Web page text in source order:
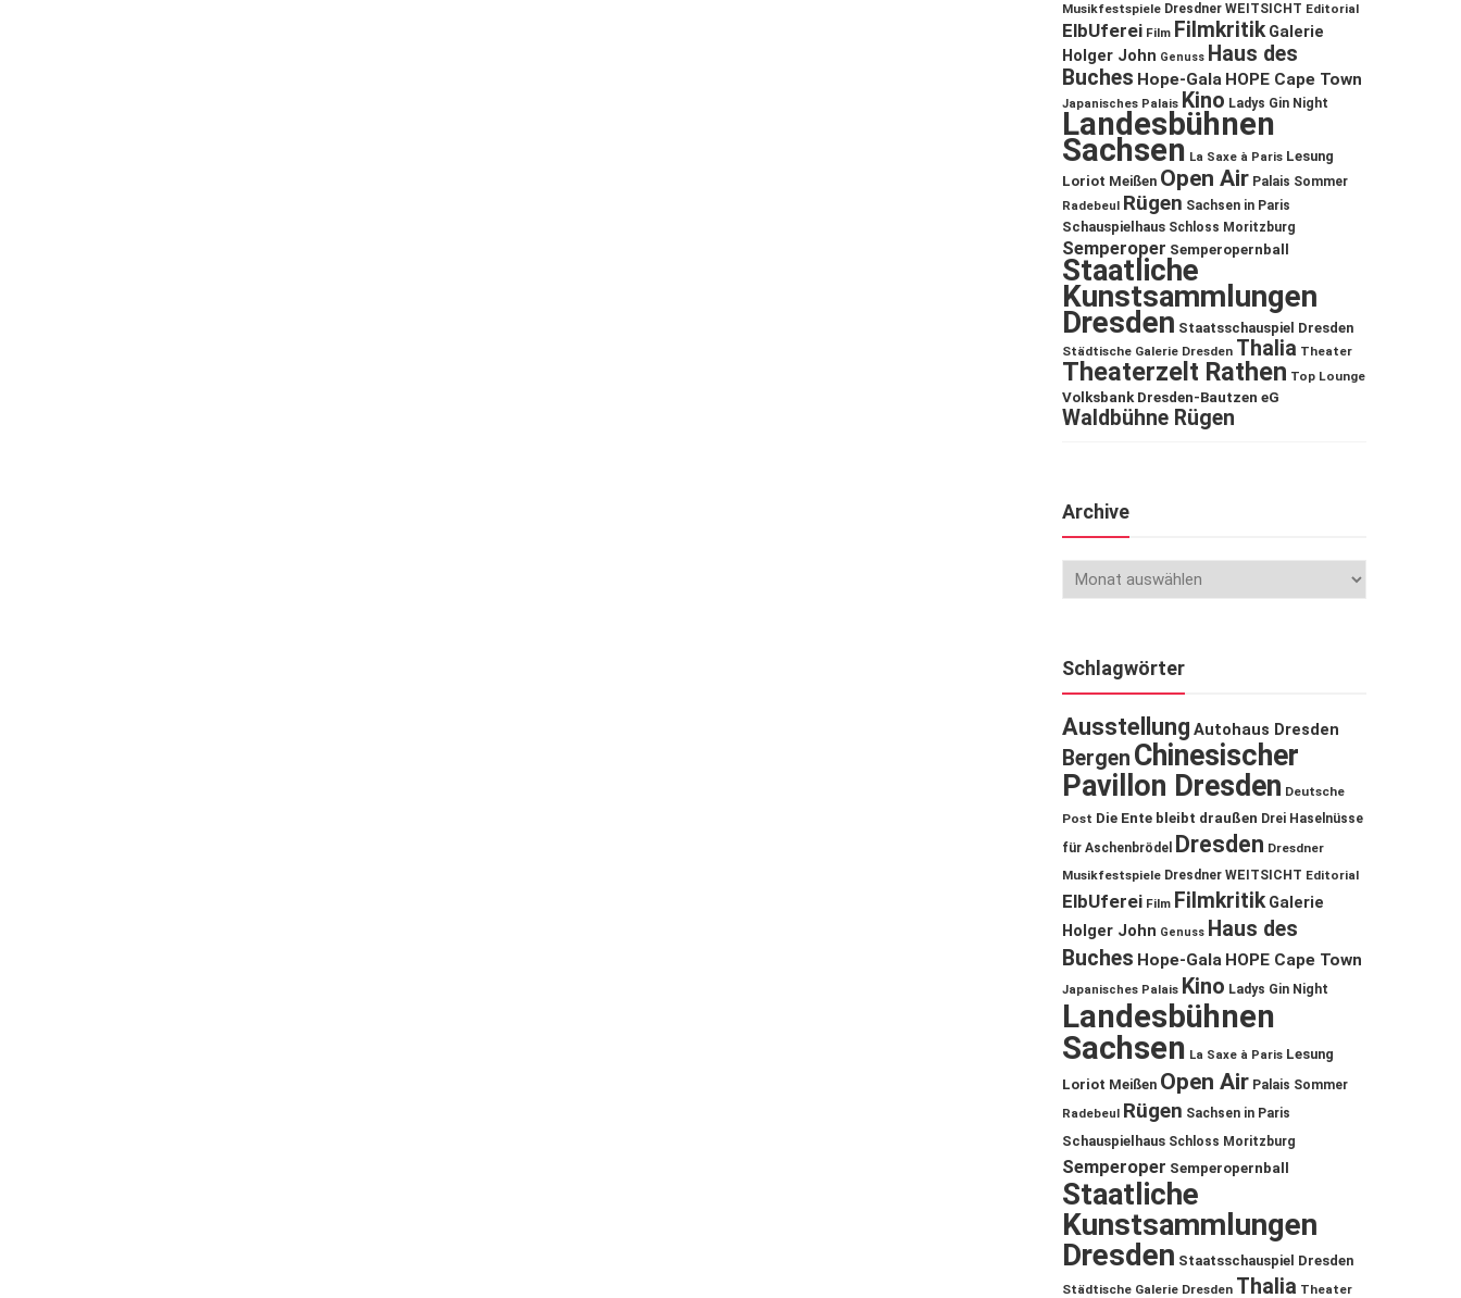
Musikfestspiele Dresdner WEITSICHT Editorial
ElbUferei Film Filmkritik Galerie
Holger John Genuss Haus des
Buches Hope-Gala HOPE Cape Town
Japanisches Palais Kino Ladys Gin Night
Landesbühnen
Sachsen La Saxe à Paris Lesung
Loriot Meißen Open Air Palais Sommer
Radebeul Rügen Sachsen in Paris
Schauspielhaus Schloss Moritzburg
Semperoper Semperopernball
Staatliche
Kunstsammlungen
Dresden Staatsschauspiel Dresden
Städtische Galerie Dresden Thalia Theater
Theaterzelt Rathen Top Lounge
Volksbank Dresden-Bautzen eG
Waldbühne Rügen
Archive
Schlagwörter
Ausstellung Autohaus Dresden
Bergen Chinesischer
Pavillon Dresden Deutsche
Post Die Ente bleibt draußen Drei Haselnüsse
für Aschenbrödel
Dresden Dresdner
Musikfestspiele Dresdner WEITSICHT Editorial
ElbUferei Film Filmkritik Galerie
Holger John Genuss Haus des
Buches Hope-Gala HOPE Cape Town
Japanisches Palais Kino Ladys Gin Night
Landesbühnen
Sachsen La Saxe à Paris Lesung
Loriot Meißen Open Air Palais Sommer
Radebeul Rügen Sachsen in Paris
Schauspielhaus Schloss Moritzburg
Semperoper Semperopernball
Staatliche
Kunstsammlungen
Dresden Staatsschauspiel Dresden
Städtische Galerie Dresden Thalia Theater